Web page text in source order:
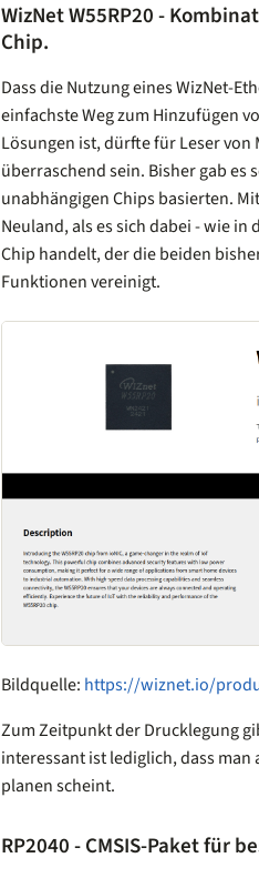
WizNet W55RP20 -
Chip.
Dass die Nutzung eines WizNet-
einfachste Weg zum Hinzufügen
Lösungen ist, dürfte für Leser
überraschend sein. Bisher gab es
unabhängigen Chips basierten.
Neuland, als es sich dabei - wie
Chip handelt, der die beiden
Funktionen vereinigt.
Bildquelle: https://wiznet.io/
Zum Zeitpunkt der Drucklegung
interessant ist lediglich, dass
planen scheint.
RP2040 - CMSIS-Paket für